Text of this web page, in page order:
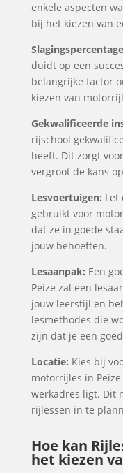
enkele aspecten
bij het kiezen van
duidt op een
belangrijke factor
kiezen van
Gekwalificeerde
rijschool
heeft. Dit zorgt
vergroot de kans
Lesvoertuigen: Let
gebruikt voor
dat ze in goede
jouw behoeften.
Lesaanpak: Een
Peize zal een
jouw leerstijl en
lesmethodes die
zijn dat je een
Locatie: Kies bij
motorrijles in
werkadres ligt. Dit
rijlessen in te
Hoe kan
het kiezen